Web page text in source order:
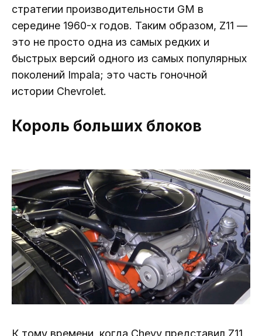
стратегии производительности GM в
середине 1960-х годов. Таким образом, Z11 —
это не просто одна из самых редких и
быстрых версий одного из самых популярных
поколений Impala; это часть гоночной
истории Chevrolet.
Король больших блоков